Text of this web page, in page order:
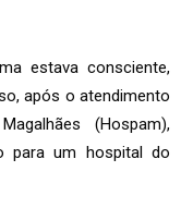
estava consciente,
após o atendimento
(Hospam),
para um hospital do